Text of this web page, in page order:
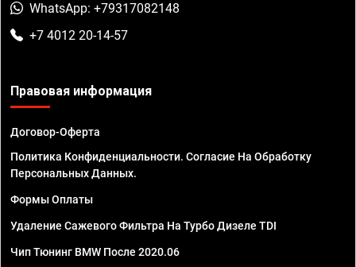
WhatsApp: +79317082148
+7 4012 20-14-57
Правовая информация
Договор-Оферта
Политика Конфиденциальности. Согласие На Обработку
Персональных Данных.
Формы Оплаты
Удаление Сажевого Фильтра На Турбо Дизеле TDI
Чип Тюнинг BMW После 2020.06